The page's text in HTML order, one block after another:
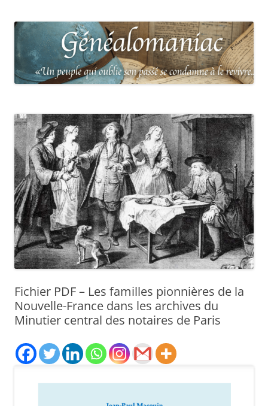
Fichier PDF – Les familles pionnières de la
Nouvelle-France dans les archives du
Minutier central des notaires de Paris